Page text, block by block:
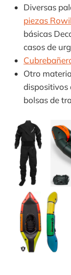
Diversas
piezas
básicas
casos de
Otro
dispositivos
bolsas de